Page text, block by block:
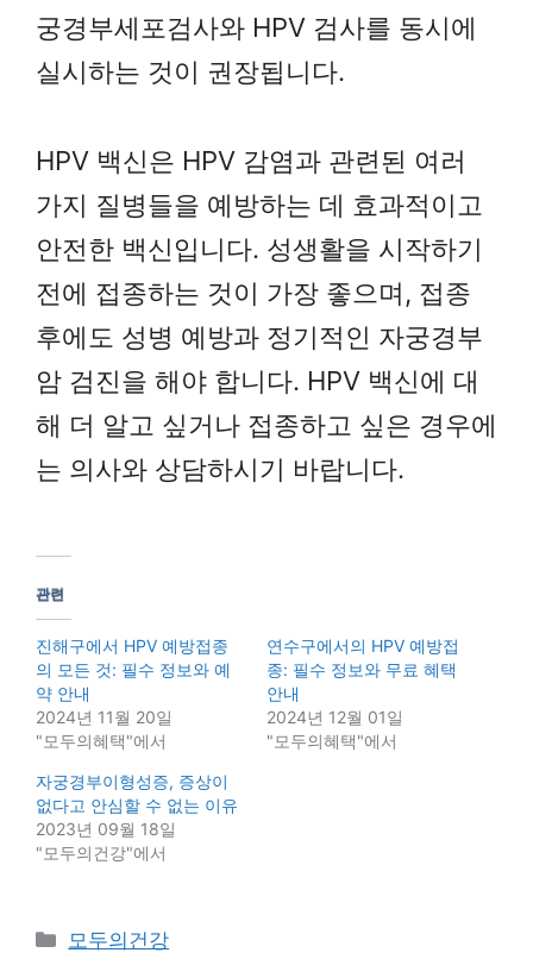
궁경부세포검사와 HPV 검사를 동시에
실시하는 것이 권장됩니다.
HPV 백신은 HPV 감염과 관련된 여러
가지 질병들을 예방하는 데 효과적이고
안전한 백신입니다. 성생활을 시작하기
전에 접종하는 것이 가장 좋으며, 접종
후에도 성병 예방과 정기적인 자궁경부
암 검진을 해야 합니다. HPV 백신에 대
해 더 알고 싶거나 접종하고 싶은 경우에
는 의사와 상담하시기 바랍니다.
관련
진해구에서 HPV 예방접종
의 모든 것: 필수 정보와 예
약 안내
2024년 11월 20일
"모두의혜택"에서
연수구에서의 HPV 예방접
종: 필수 정보와 무료 혜택
안내
2024년 12월 01일
"모두의혜택"에서
자궁경부이형성증, 증상이
없다고 안심할 수 없는 이유
2023년 09월 18일
"모두의건강"에서
Categories
모두의건강